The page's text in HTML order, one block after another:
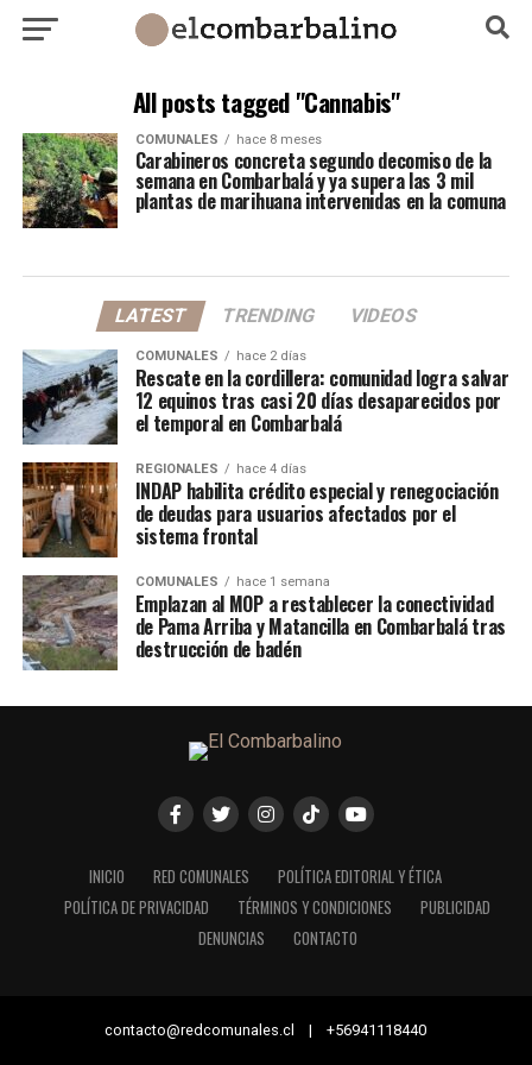
All posts tagged "Cannabis"
COMUNALES hace 8 meses
Carabineros concreta segundo decomiso de la
semana en Combarbalá y ya supera las 3 mil
plantas de marihuana intervenidas en la comuna
LATEST TRENDING VIDEOS
COMUNALES hace 2 días
Rescate en la cordillera: comunidad logra salvar
12 equinos tras casi 20 días desaparecidos por
el temporal en Combarbalá
REGIONALES hace 4 días
INDAP habilita crédito especial y renegociación
de deudas para usuarios afectados por el
sistema frontal
COMUNALES hace 1 semana
Emplazan al MOP a restablecer la conectividad
de Pama Arriba y Matancilla en Combarbalá tras
destrucción de badén
INICIO RED COMUNALES
POLÍTICA EDITORIAL Y ÉTICA
POLÍTICA DE PRIVACIDAD
TÉRMINOS Y CONDICIONES
PUBLICIDAD
DENUNCIAS
CONTACTO
contacto@redcomunales.cl | +56941118440